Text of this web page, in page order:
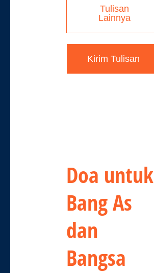
Tulisan
Lainnya
Kirim Tulisan
Doa untuk
Bang As
dan
Bangsa